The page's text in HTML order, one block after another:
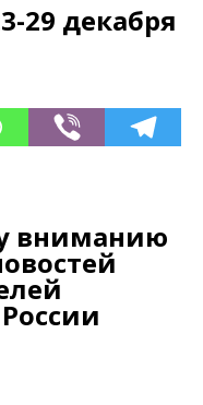
29 декабря
вниманию